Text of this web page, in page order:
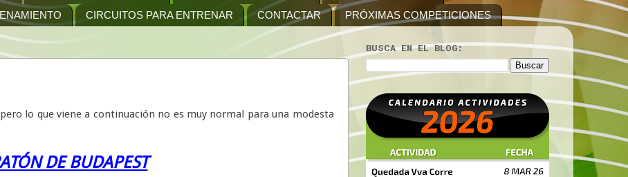
CIRCUITOS PARA ENTRENAR CONTACTAR PRÓXIMAS COMPETICIONES
lo que viene a continuación no es muy normal para una modesta
DE BUDAPEST
BUSCA EN EL BLOG: